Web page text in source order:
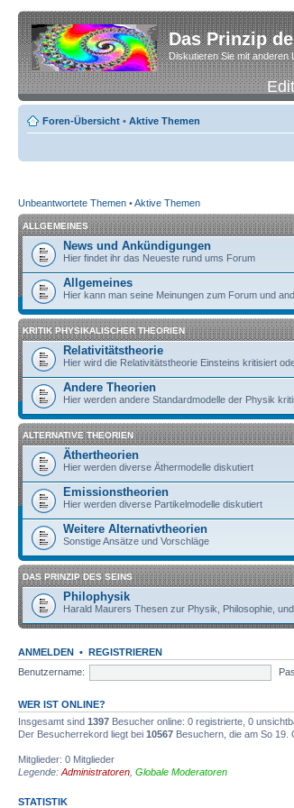
Das Prinzip
Diskutieren Sie mit anderen
Foren-Übersicht • Aktive Themen
Unbeantwortete Themen •Aktive Themen
ALLGEMEINES
News und Ankündigungen
Hier findet ihr das Neueste rund ums Forum
Allgemeines
Hier kann man seine Meinungen zum Forum und
KRITIK PHYSIKALISCHER THEORIEN
Relativitätstheorie
Hier wird die Relativitätstheorie Einsteins kritisiert
Andere Theorien
Hier werden andere Standardmodelle der Physik
ALTERNATIVE THEORIEN
Äthertheorien
Hier werden diverse Äthermodelle diskutiert
Emissionstheorien
Hier werden diverse Partikelmodelle diskutiert
Weitere Alternativtheorien
Sonstige Ansätze und Vorschläge
DAS PRINZIP DES SEINS
Philophysik
Harald Maurers Thesen zur Physik, Philosophie,
ANMELDEN • REGISTRIEREN
Benutzername:
WER IST ONLINE?
Insgesamt sind 1397 Besucher online: 0 registrierte, 0
Der Besucherrekord liegt bei 10567 Besuchern, die am So 19.
Mitglieder: 0 Mitglieder
Legende: Administratoren Globale Moderatoren
STATISTIK